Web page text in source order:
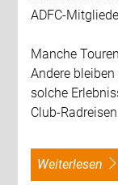
ADFC-
Manche
Andere
solche
Club-Radreisen.
weiterlesen